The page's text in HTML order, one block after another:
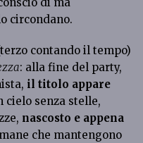
di ma
circondano.
contando il tempo)
: alla fine del party,
il titolo appare
cielo senza stelle,
nascosto e appena
che mantengono